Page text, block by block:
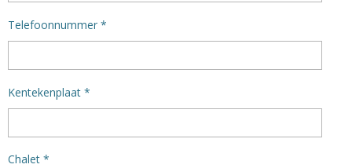
Telefoonnummer *
Kentekenplaat *
Chalet *